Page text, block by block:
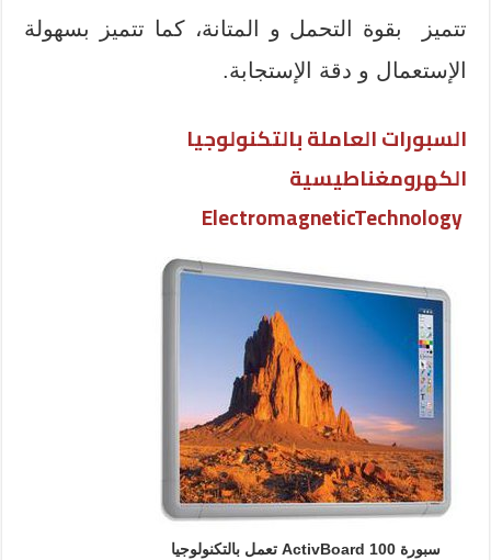
تتميز بقوة التحمل و المتانة، كما تتميز بسهولة
الإستعمال و دقة الإستجابة.
السبورات العاملة بالتكنولوجيا
الكهرومغناطيسية
ElectromagneticTechnology
سبورة ActivBoard 100 تعمل بالتكنولوجيا